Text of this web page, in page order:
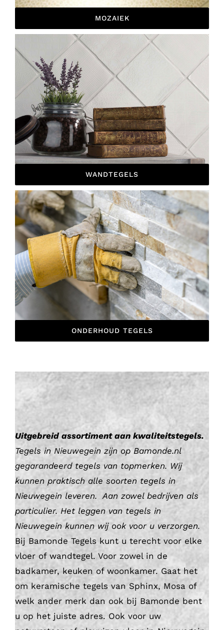
MOZAIEK
WANDTEGELS
ONDERHOUD TEGELS
Uitgebreid assortiment aan kwaliteitstegels.
Tegels in Nieuwegein zijn op Bamonde.nl
gegarandeerd tegels van topmerken. Wij
kunnen praktisch alle soorten tegels in
Nieuwegein leveren.Aan zowel bedrijven als
particulier. Het leggen van tegels in
Nieuwegein kunnen wij ook voor u verzorgen.
Bij Bamonde Tegels kunt u terecht voor elke
vloer of wandtegel. Voor zowel in de
badkamer, keuken of woonkamer. Gaat het
om keramische tegels van Sphinx, Mosa of
welk ander merk dan ook bij Bamonde bent
u op het juiste adres. Ook voor uw